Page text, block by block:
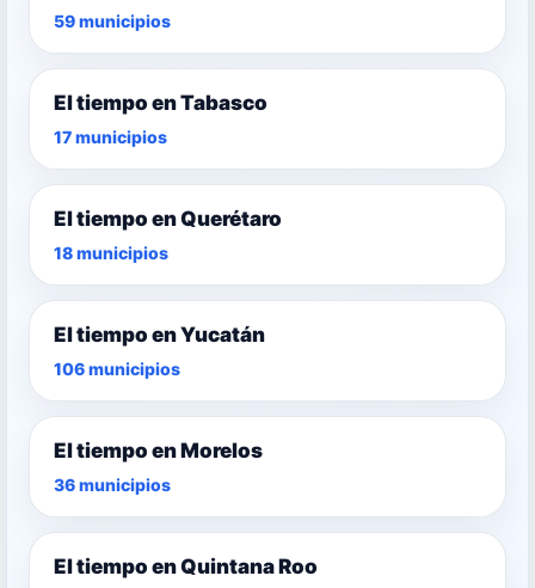
59 municipios
El tiempo en Tabasco
17 municipios
El tiempo en Querétaro
18 municipios
El tiempo en Yucatán
106 municipios
El tiempo en Morelos
36 municipios
El tiempo en Quintana Roo